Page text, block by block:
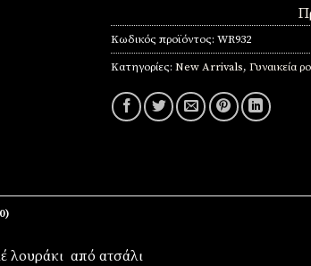
Κωδικός προϊόντος: WR932
Κατηγορίες: New Arrivals, Γυναικεία
λουράκι από ατσάλι